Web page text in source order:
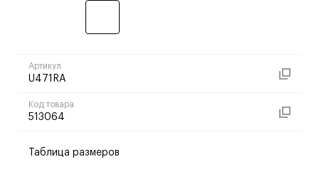
Артикул
U471RA
Код товара
513064
Таблица размеров